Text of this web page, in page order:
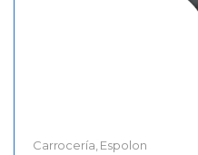
Carrocería Espolon